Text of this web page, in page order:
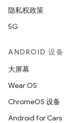
隐私权政策
5G
ANDROID 设备
大屏幕
Wear OS
ChromeOS 设备
Android for Cars